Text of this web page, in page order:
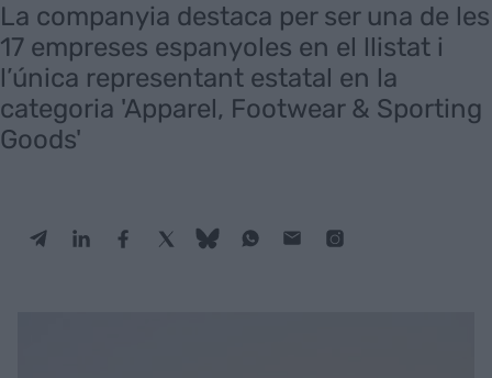
La companyia destaca per ser una de les
17 empreses espanyoles en el llistat i
l’única representant estatal en la
categoria 'Apparel, Footwear & Sporting
Goods'